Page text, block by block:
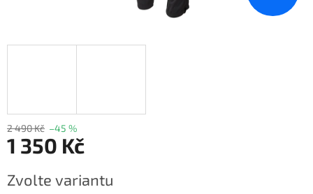
2 490 Kč –45 %
1 350 Kč
Zvolte variantu